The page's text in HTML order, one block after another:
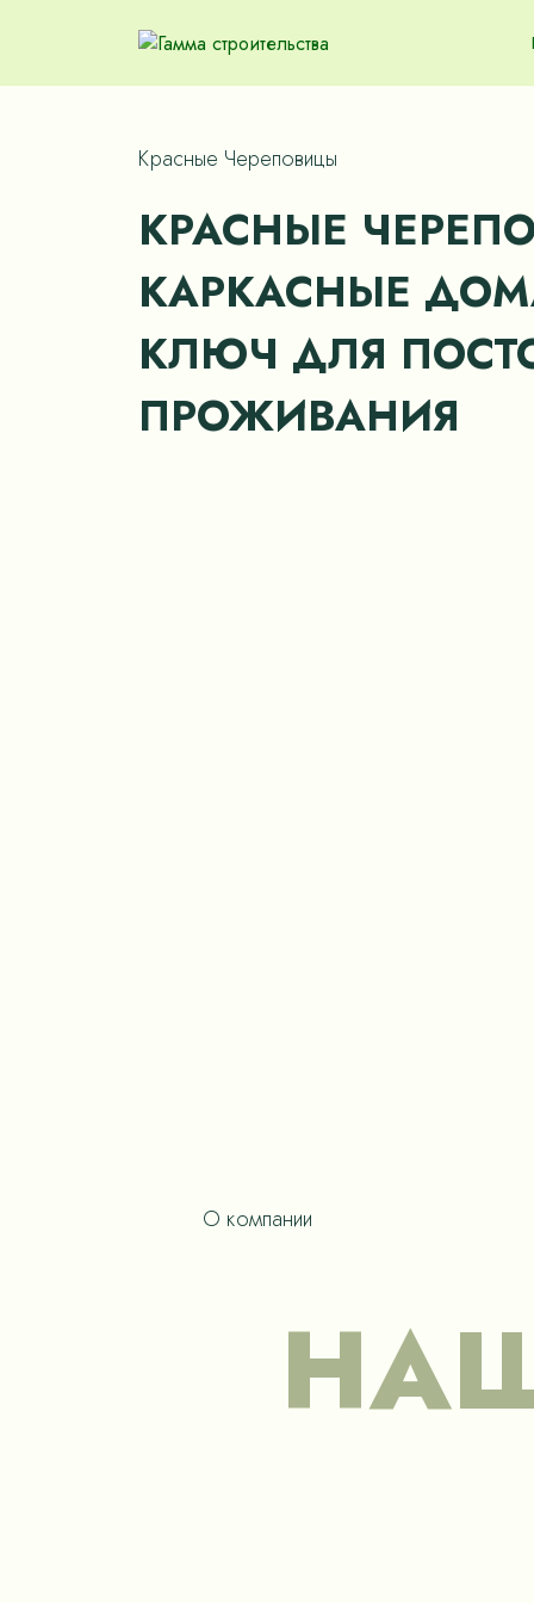
Красные Череповицы
КРАСНЫЕ
КАРКАСНЫЕ
КЛЮЧ ДЛЯ
ПРОЖИВАНИЯ
О компании